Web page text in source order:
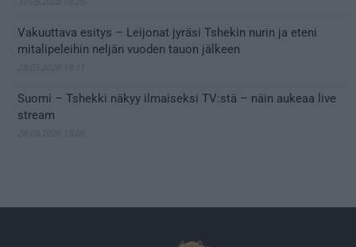
Vakuuttava esitys – Leijonat jyräsi Tshekin nurin ja eteni
mitalipeleihin neljän vuoden tauon jälkeen
Suomi – Tshekki näkyy ilmaiseksi TV:stä – näin aukeaa live
stream